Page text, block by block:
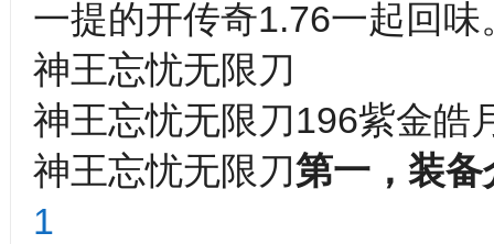
一提的开传奇1.76一起回味
神王忘忧无限刀
神王忘忧无限刀196紫金皓
神王忘忧无限刀第一，装备
1